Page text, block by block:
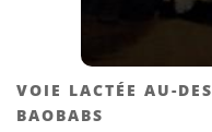
VOIE LACTÉE AU-
BAOBABS